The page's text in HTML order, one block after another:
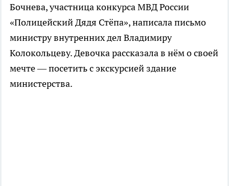
Бочнева, участница конкурса МВД России
«Полицейский Дядя Стёпа», написала письмо
министру внутренних дел Владимиру
Колокольцеву. Девочка рассказала в нём о своей
мечте — посетить с экскурсией здание
министерства.